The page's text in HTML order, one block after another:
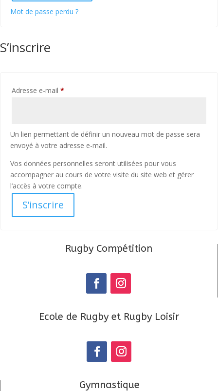
Mot de passe perdu ?
S’inscrire
Adresse e-mail *
Un lien permettant de définir un nouveau mot de passe sera
envoyé à votre adresse e-mail.
Vos données personnelles seront utilisées pour vous
accompagner au cours de votre visite du site web et gérer
l’accès à votre compte.
S’inscrire
Rugby Compétition
Ecole de Rugby et Rugby Loisir
Gymnastique